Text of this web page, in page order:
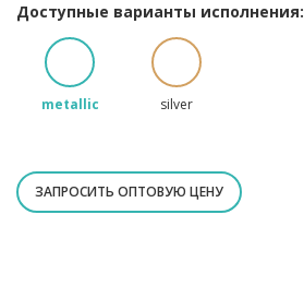
Доступные варианты исполнения:
metallic silver
ЗАПРОСИТЬ ОПТОВУЮ ЦЕНУ